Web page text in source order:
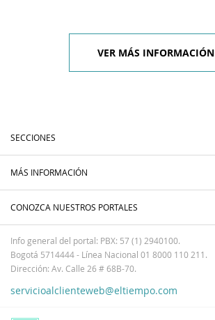
VER MÁS INFORMACIÓN
SECCIONES
MÁS INFORMACIÓN
CONOZCA NUESTROS PORTALES
Info general del portal: PBX: 57 (1) 2940100.
Bogotá 5714444 - Línea Nacional 01 8000 110 211.
Dirección: Av. Calle 26 # 68B-70.
servicioalclienteweb@eltiempo.com